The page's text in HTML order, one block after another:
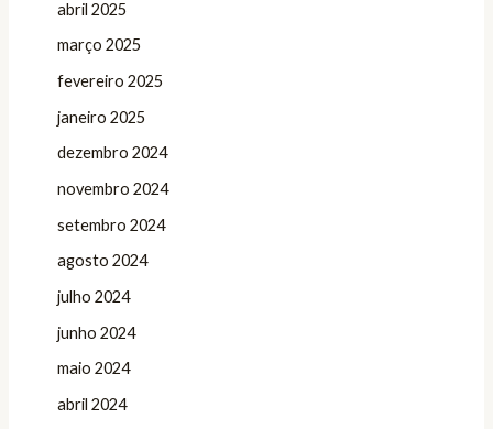
abril 2025
março 2025
fevereiro 2025
janeiro 2025
dezembro 2024
novembro 2024
setembro 2024
agosto 2024
julho 2024
junho 2024
maio 2024
abril 2024